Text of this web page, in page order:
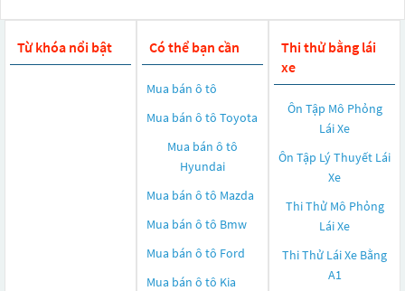
Từ khóa nổi bật Có thể bạn cần
Mua bán ô tô
Mua bán ô tô Toyota
Mua bán ô tô
Hyundai
Mua bán ô tô Mazda
Mua bán ô tô Bmw
Mua bán ô tô Ford
Mua bán ô tô Kia
Thi thử bằng lái
xe
Ôn Tập Mô Phỏng
Lái Xe
Ôn Tập Lý Thuyết Lái
Xe
Thi Thử Mô Phỏng
Lái Xe
Thi Thử Lái Xe Bằng
A1